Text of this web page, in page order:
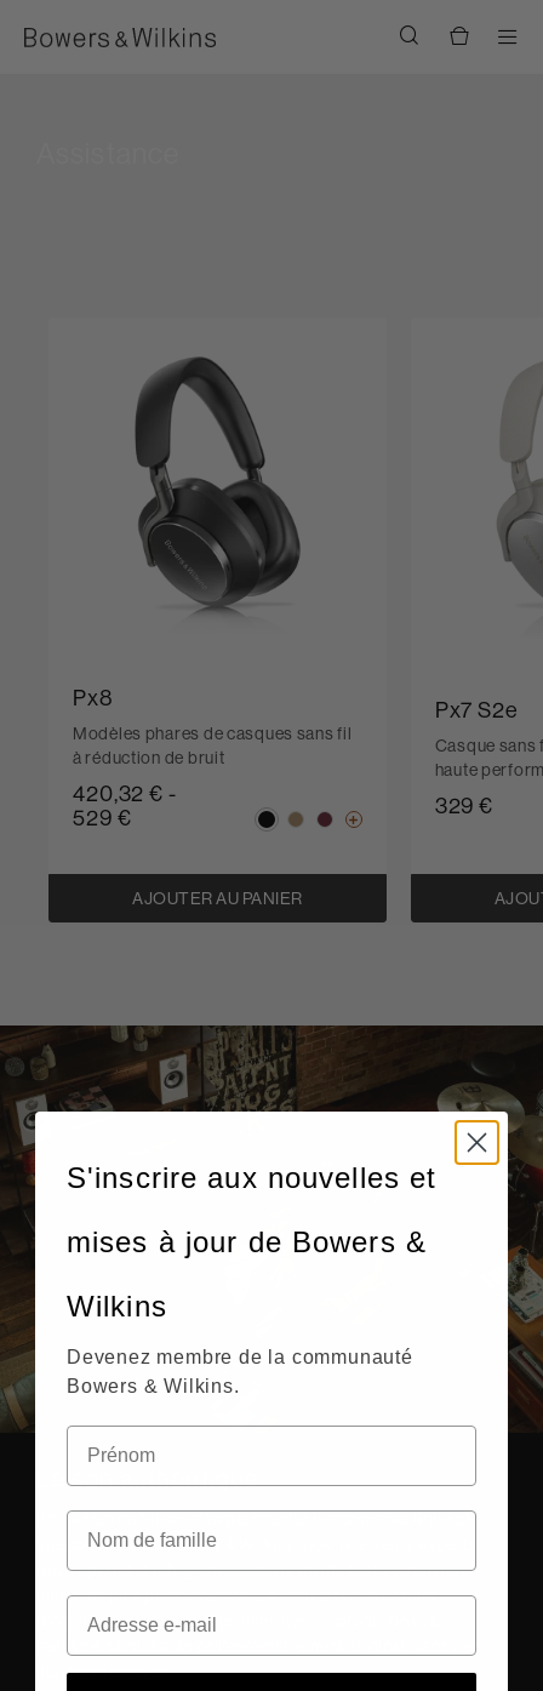
Px8
Modèles phares de casques sans fil
à réduction de bruit
420,32 € -
529 €
AJOUTER AU PANIER
Px7 S2e
Casque sans
haute
329 €
Le son authentique
Il n'y a rien de tel que d'expérimenter le son authentique d'un
spectacle. Chez Bowers & Wilkins, nos ingénieurs experts
développent et intègrent dans nos produits les technologies
audio les plus performantes. Le résultat vous permet
d'écouter la musique et les films avec la précision et le
ajouter ni enlever.
S'inscrire aux nouvelles et
mises à jour de Bowers &
Wilkins
Devenez membre de la communauté
Bowers & Wilkins.